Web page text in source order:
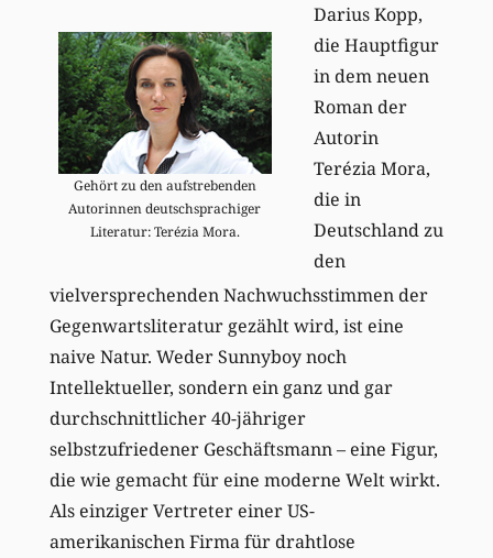
Gehört zu den aufstrebenden
Autorinnen deutschsprachiger
Literatur: Terézia Mora.
Darius Kopp,
die Hauptfigur
in dem neuen
Roman der
Autorin
Terézia Mora,
die in
Deutschland zu
den
vielversprechenden Nachwuchsstimmen der
Gegenwartsliteratur gezählt wird, ist eine
naive Natur. Weder Sunnyboy noch
Intellektueller, sondern ein ganz und gar
durchschnittlicher 40-jähriger
selbstzufriedener Geschäftsmann – eine Figur,
die wie gemacht für eine moderne Welt wirkt.
Als einziger Vertreter einer US-
amerikanischen Firma für drahtlose